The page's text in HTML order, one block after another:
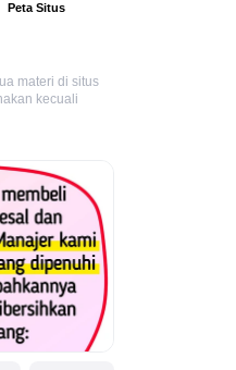
Peta Situs
materi di situs
kecuali